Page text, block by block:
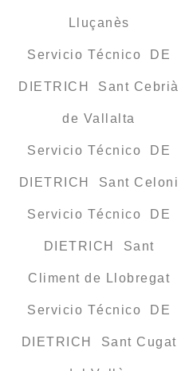
Lluçanès
Servicio Técnico DE
DIETRICH Sant Cebrià
de Vallalta
Servicio Técnico DE
DIETRICH Sant Celoni
Servicio Técnico DE
DIETRICH Sant
Climent de Llobregat
Servicio Técnico DE
DIETRICH Sant Cugat